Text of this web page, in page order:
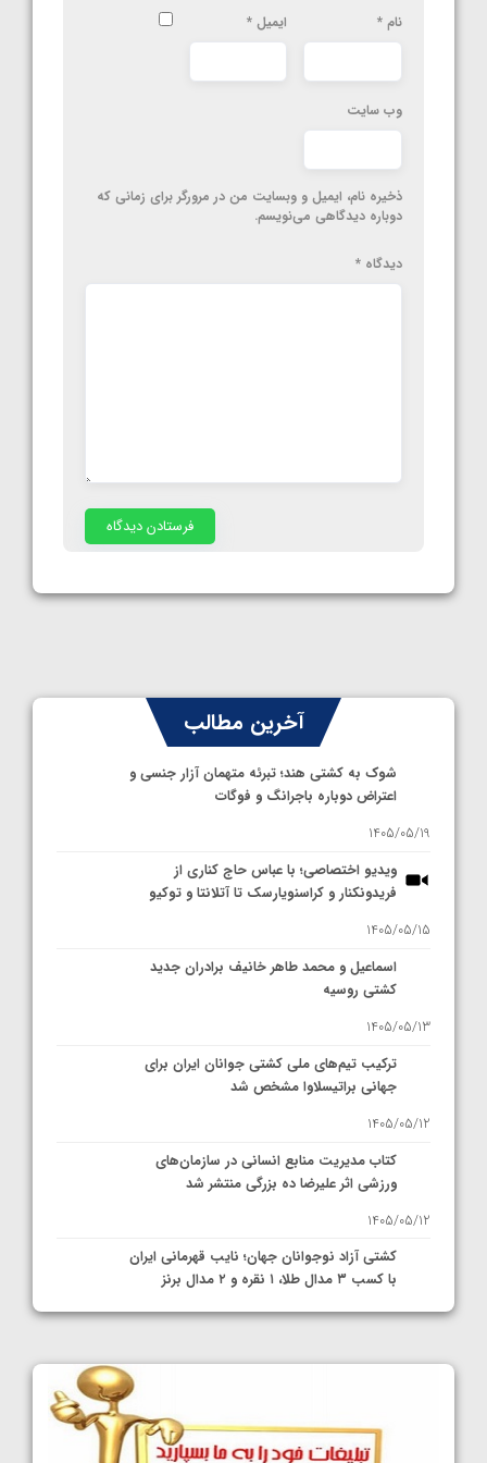
نام * ایمیل *
وب‌ سایت
ذخیره نام، ایمیل و وبسایت من در مرورگر برای زمانی که
دوباره دیدگاهی می‌نویسم.
دیدگاه *
آخرین مطالب
شوک به کشتی هند؛ تبرئه متهمان آزار جنسی و
اعتراض دوباره باجرانگ و فوگات
1405/05/19
ویدیو اختصاصی؛ با عباس حاج کناری از
فریدونکنار و کراسنویارسک تا آتلانتا و توکیو
1405/05/15
اسماعیل و محمد طاهر خانیف برادران جدید
کشتی روسیه
1405/05/13
ترکیب تیم‌های ملی کشتی جوانان ایران برای
جهانی براتیسلاوا مشخص شد
1405/05/12
کتاب مدیریت منابع انسانی در سازمان‌های
ورزشی اثر علیرضا ده بزرگی منتشر شد
1405/05/12
کشتی آزاد نوجوانان جهان؛ نایب قهرمانی ایران
با کسب ۳ مدال طلا، ۱ نقره و ۲ مدال برنز
1405/05/11
کشتی آزاد نوجوانان جهان؛ فراستی و اسمعلی